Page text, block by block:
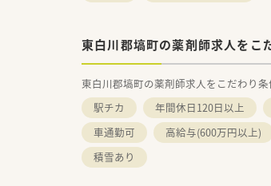
東白川郡塙町の薬剤師求人をこ
東白川郡塙町の薬剤師求人をこだわり条
駅チカ
年間休日120日以上
車通勤可
高給与(600万円以上)
積雪あり